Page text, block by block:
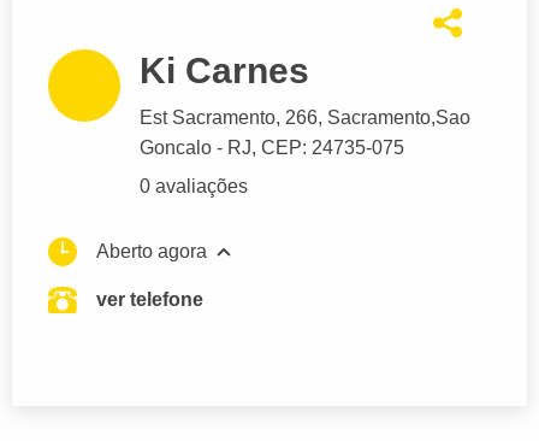
Ki Carnes
Est Sacramento, 266, Sacramento,Sao
Goncalo - RJ, CEP: 24735-075
0 avaliações
Aberto agora
ver telefone